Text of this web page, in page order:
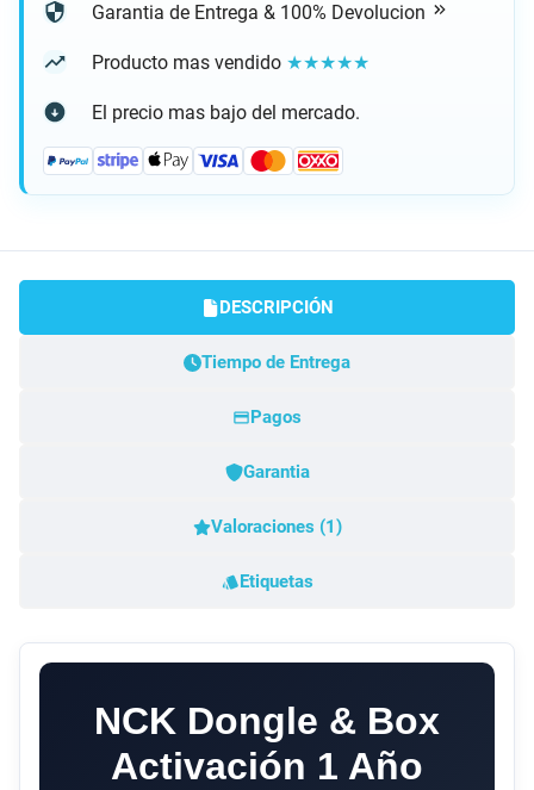
Garantia de Entrega & 100% Devolucion
Producto mas vendido ★★★★★
El precio mas bajo del mercado.
DESCRIPCIÓN
Tiempo de Entrega
Pagos
Garantia
Valoraciones (1)
Etiquetas
NCK Dongle & Box
Activación 1 Año